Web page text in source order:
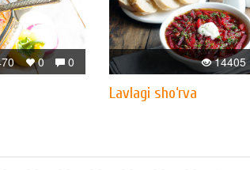
0
0 14405
Lavlagi sho‘rva